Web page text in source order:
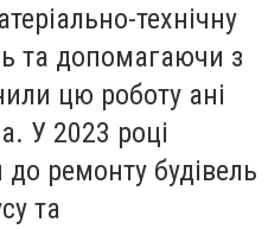
технічну
та допомагаючи з
цю роботу ані
У 2023 році
ремонту будівель
та